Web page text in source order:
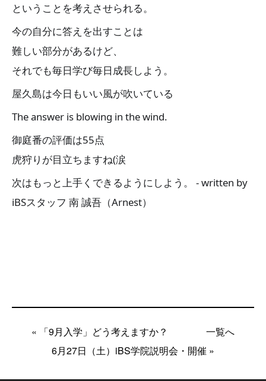
ということを考えさせられる。
今の自分に答えを出すことは
難しい部分があるけど、
それでも毎日学び毎日成長しよう。
屋久島は今日もいい風が吹いている
The answer is blowing in the wind.
御庭番の評価は55点
虎狩りが目立ちますね(涙
次はもっと上手くできるようにしよう。 - written by
iBSスタッフ 南 誠吾（Arnest）
« 「9月入学」どう考えますか？
一覧へ
6月27日（土）iBS学院説明会・開催 »